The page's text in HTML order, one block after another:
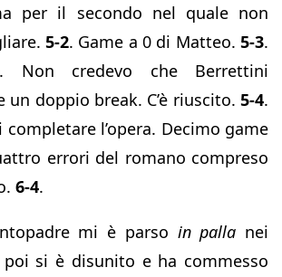
per il secondo nel quale non
5-2. Game a 0 di Matteo. 5-3.
Non credevo che Berrettini
un doppio break. C’è riuscito. 5-4.
l’opera. Decimo game
errori del romano compreso
6-4.
mi è parso in palla nei
si è disunito e ha commesso